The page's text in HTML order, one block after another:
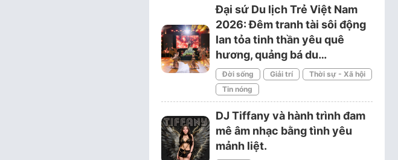
Đại sứ Du lịch Trẻ Việt Nam
2026: Đêm tranh tài sôi động
lan tỏa tinh thần yêu quê
hương, quảng bá du…
Đời sống Giải trí
Thời sự - Xã hội
Tin nóng
DJ Tiffany và hành trình đam
mê âm nhạc bằng tình yêu
mảnh liệt.